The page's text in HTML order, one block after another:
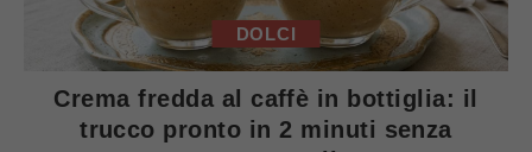
DOLCI
Crema fredda al caffè in bottiglia: il
trucco pronto in 2 minuti senza